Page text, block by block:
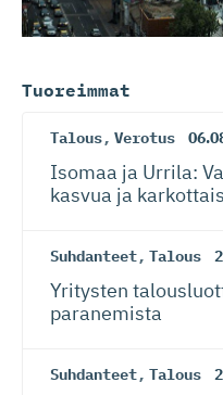
Tuoreimmat
Talous, Verotus
Isomaa ja Urrila:
kasvua ja
Suhdanteet, Talous
Yritysten
paranemista
Suhdanteet, Talous